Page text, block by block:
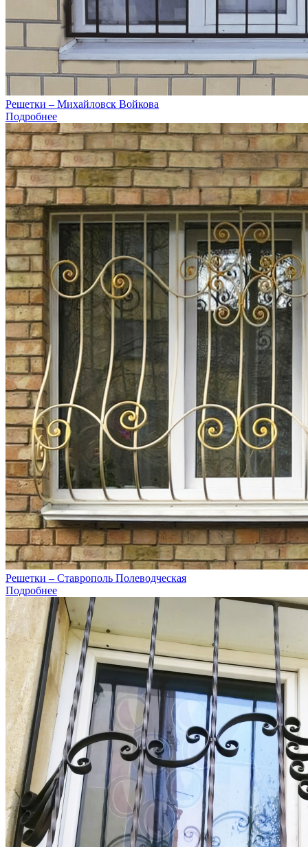
Решетки – Михайловск Войкова
Подробнее
Решетки – Ставрополь Полеводческая
Подробнее